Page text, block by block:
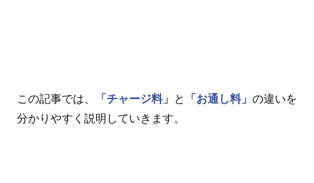
この記事では、 「チャージ料」 と 「お通し料」 の違いを
分かりやすく説明していきます。